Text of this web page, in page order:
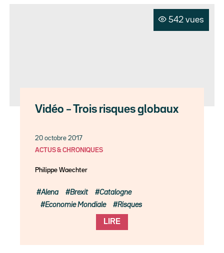
542 vues
Vidéo – Trois risques globaux
20 octobre 2017
ACTUS & CHRONIQUES
Philippe Waechter
LIRE
Alena Brexit
Catalogne
Economie Mondiale
Risques